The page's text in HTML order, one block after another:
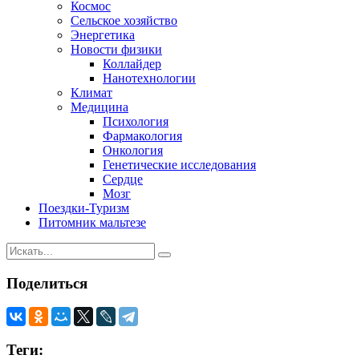
Космос
Сельское хозяйство
Энергетика
Новости физики
Коллайдер
Нанотехнологии
Климат
Медицина
Психология
Фармакология
Онкология
Генетические исследования
Сердце
Мозг
Поездки-Туризм
Питомник мальтезе
Поделиться
Теги: